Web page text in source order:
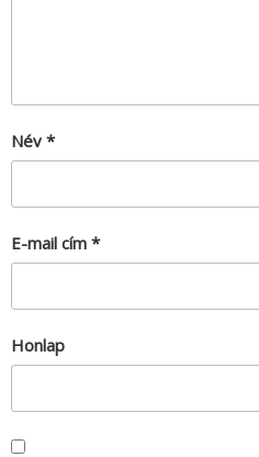
Név *
E-mail cím *
Honlap